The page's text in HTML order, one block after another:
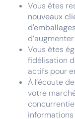
Vous êtes
nouveaux
Vous êtes
fidélisation
actifs pour
À l’écoute
votre